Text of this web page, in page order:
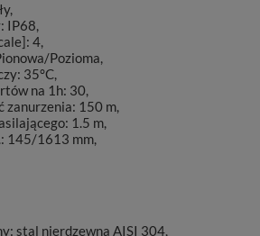
IP68,
4,
Pozioma,
35°C,
na 1h: 30,
zanurzenia: 150 m,
1.5 m,
145/1613 mm,
stal nierdzewna AISI 304,